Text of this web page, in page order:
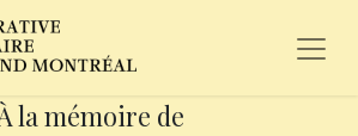
la mémoire de